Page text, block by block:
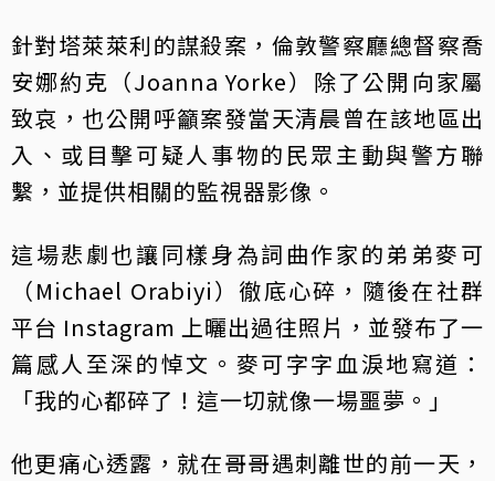
針對塔萊萊利的謀殺案，倫敦警察廳總督察喬
安娜約克（Joanna Yorke）除了公開向家屬
致哀，也公開呼籲案發當天清晨曾在該地區出
入、或目擊可疑人事物的民眾主動與警方聯
繫，並提供相關的監視器影像。
這場悲劇也讓同樣身為詞曲作家的弟弟麥可
（Michael Orabiyi）徹底心碎，隨後在社群
平台 Instagram 上曬出過往照片，並發布了一
篇感人至深的悼文。麥可字字血淚地寫道：
「我的心都碎了！這一切就像一場噩夢。」
他更痛心透露，就在哥哥遇刺離世的前一天，